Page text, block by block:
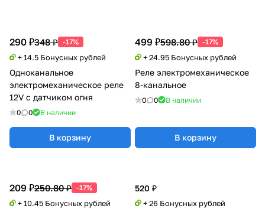
290 ₽348 ₽ -17%
+ 14.5 Бонусных рублей
Одноканальное
электромеханическое реле
12V с датчиком огня
0 0 В наличии
В корзину
499 ₽598.80 ₽ -17%
+ 24.95 Бонусных рублей
Реле электромеханическое
8-канальное
0 0 В наличии
В корзину
209 ₽250.80 ₽ -17%
+ 10.45 Бонусных рублей
520 ₽
+ 26 Бонусных рублей